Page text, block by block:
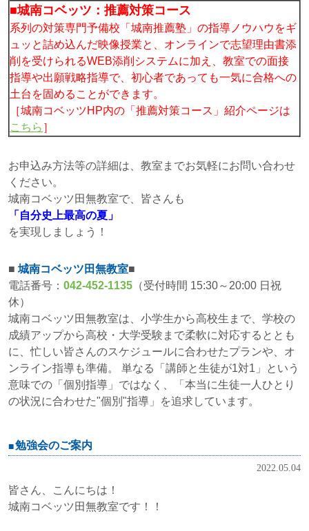
■城南コベッツ：推薦対策コース
系列の対策専門予備校「城南推薦塾」の指導ノウハウをギ
ュッと詰め込んだ映像授業と、オンラインで志望理由書添
削を受けられるWEB添削システムに加え、教室での面接
指導や出願戦略指導で、初心者であっても一気に合格への
土台を固めることができます。
［城南コベッツHP内の「推薦対策コース」紹介ページは
こちら ］
お申込み方法等の詳細は、教室までお気軽にお問い合わせ
ください。
城南コベッツ田無教室で、皆さんも
「自分史上最高の夏」
を実現しましょう！
■ 城南コベッツ田無教室■
電話番号： 042-452-1135 （受付時間 15:30～20:00 日祝
休）
城南コベッツ田無教室は、小学生から高校生まで、学校の
成績アップから高校・大学受験まで柔軟に対応するととも
に、忙しい皆さんのスケジュールに合わせたプランや、オ
ンライン指導も準備。 単なる「講師と生徒が1対1」という
意味での「個別指導」ではなく、「本当に生徒一人ひとり
の状況に合わせた"個別"指導」を追求しています。
勉強会のご案内
2022.05.04
皆さん、こんにちは！
城南コベッツ田無教室です！！